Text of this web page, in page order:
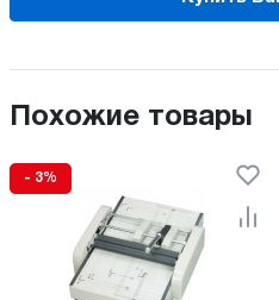
Похожие товары
- 3%